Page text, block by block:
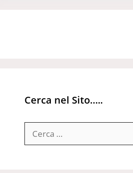
Cerca nel Sito…..
per: